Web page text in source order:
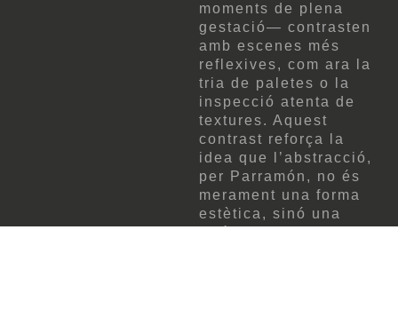
moments de plena
gestació— contrasten
amb escenes més
reflexives, com ara la
tria de paletes o la
inspecció atenta de
textures. Aquest
contrast reforça la
idea que l’abstracció,
per Parramón, no és
merament una forma
estètica, sinó una